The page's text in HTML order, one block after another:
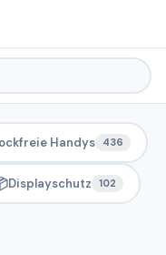
Handys 436
Displayschutz 102